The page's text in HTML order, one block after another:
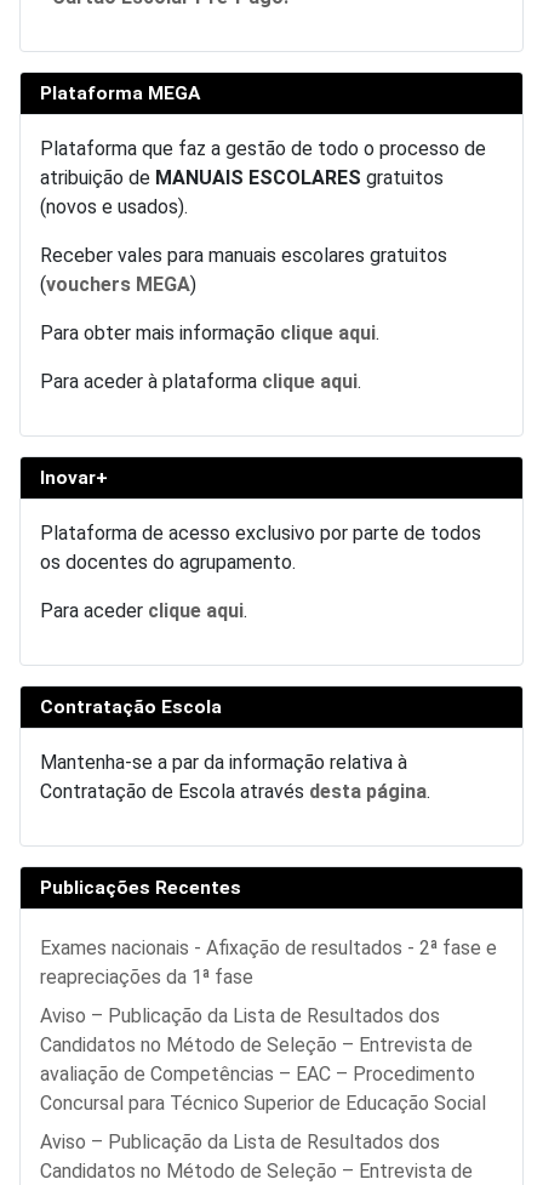
Plataforma MEGA
Plataforma que faz a gestão de todo o processo de
atribuição de MANUAIS ESCOLARES gratuitos
(novos e usados).
Receber vales para manuais escolares gratuitos
(vouchers MEGA)
Para obter mais informação clique aqui.
Para aceder à plataforma clique aqui.
Inovar+
Plataforma de acesso exclusivo por parte de todos
os docentes do agrupamento.
Para aceder clique aqui.
Contratação Escola
Mantenha-se a par da informação relativa à
Contratação de Escola através desta página.
Publicações Recentes
Exames nacionais - Afixação de resultados - 2ª fase e
reapreciações da 1ª fase
Aviso – Publicação da Lista de Resultados dos
Candidatos no Método de Seleção – Entrevista de
avaliação de Competências – EAC – Procedimento
Concursal para Técnico Superior de Educação Social
Aviso – Publicação da Lista de Resultados dos
Candidatos no Método de Seleção – Entrevista de